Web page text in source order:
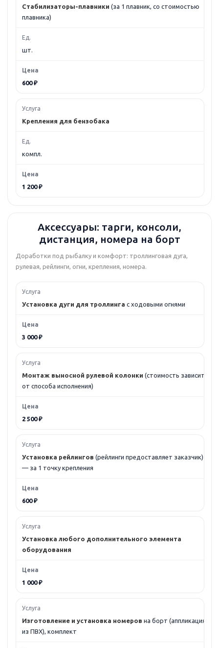
Стабилизаторы-плавники (за 1 плавник, со стоимостью
плавника)
шт.
600 ₽
Крепления для бензобака
компл.
1 200 ₽
Аксессуары: тарги, консоли,
дистанция, номера на борт
Доработки под рыбалку и комфорт: троллинговая дуга,
рулевая, рейлинги, огни, крепления, номера.
Установка дуги для троллинга с ходовыми огнями
3 000 ₽
Монтаж выносной рулевой колонки (стоимость зависит
от способа исполнения)
2 500 ₽
Установка рейлингов (рейлинги предоставляет заказчик)
— за 1 точку крепления
600 ₽
Установка любого дополнительного элемента
оборудования
1 000 ₽
Изготовление и установка номеров на борт (аппликация
из ПВХ), комплект